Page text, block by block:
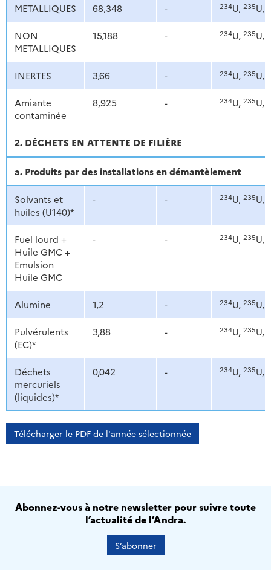
METALLIQUES 68,348 - 234U, 235U,
NON
METALLIQUES
15,188 - 234U, 235U,
INERTES 3,66 - 234U, 235U,
Amiante
contaminée
8,925 - 234U, 235U,
2. DÉCHETS EN ATTENTE DE FILIÈRE
a. Produits par des installations en démantèlement
Solvants et
huiles (U140)*
- - 234U, 235U,
Fuel lourd +
Huile GMC +
Emulsion
Huile GMC
- - 234U, 235U,
Alumine 1,2 - 234U, 235U,
Pulvérulents
(EC)*
3,88 - 234U, 235U,
Déchets
mercuriels
(liquides)*
0,042 - 234U, 235U,
Télécharger le PDF de l'année sélectionnée
Abonnez-vous à notre newsletter pour suivre toute
l’actualité de l’Andra.
S’abonner